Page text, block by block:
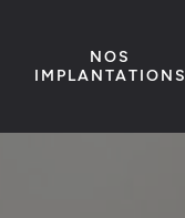
NOS
IMPLANTATIONS